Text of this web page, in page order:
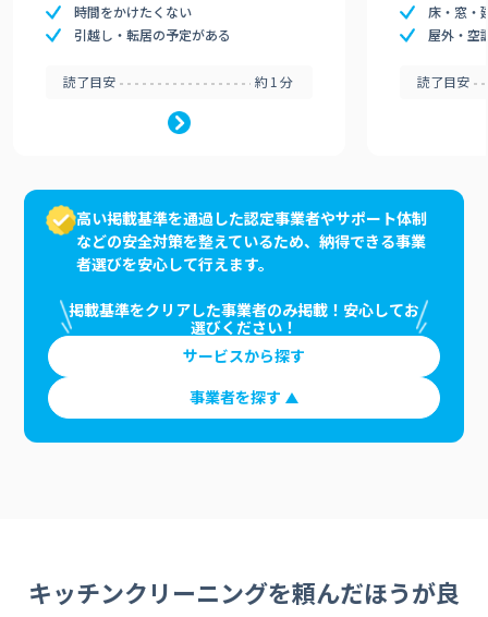
時間をかけたくない
引越し・転居の予定がある
読了目安 約1分
床・窓・
屋外・空
読了目安
高い掲載基準を通過した認定事業者やサポート体制
などの安全対策を整えているため、納得できる事業
者選びを安心して行えます。
掲載基準をクリアした事業者のみ掲載！安心してお
選びください！
サービスから探す
事業者を探す
キッチンクリーニングを頼んだほうが良